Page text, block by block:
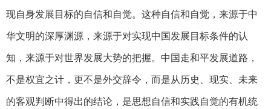
现自身发展目标的自信和自觉。这种自信和自觉，来源于中
华文明的深厚渊源，来源于对实现中国发展目标条件的认
知，来源于对世界发展大势的把握。中国走和平发展道路，
不是权宜之计，更不是外交辞令，而是从历史、现实、未来
的客观判断中得出的结论，是思想自信和实践自觉的有机统